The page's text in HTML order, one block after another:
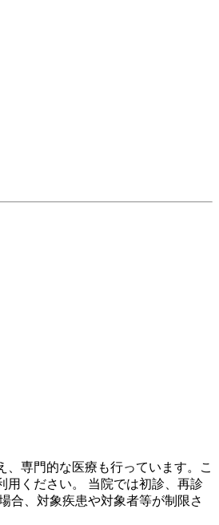
専門的な医療も行っています。こ
用ください。 当院では初診、再診
合、対象疾患や対象者等が制限さ